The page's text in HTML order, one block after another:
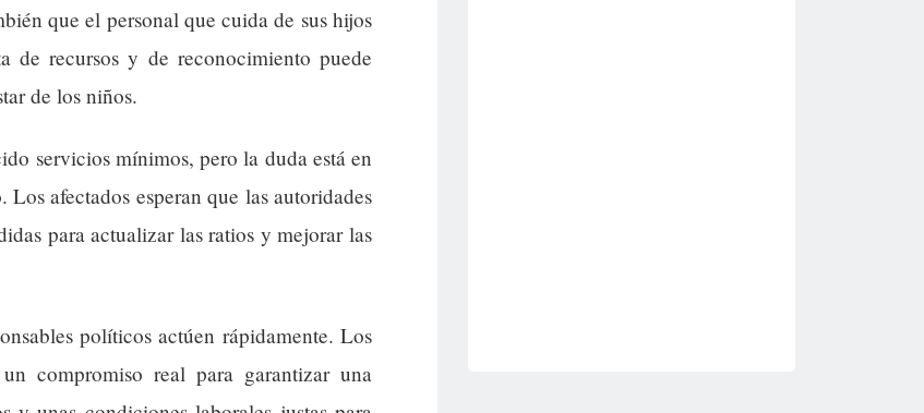
que el personal que cuida de sus hijos
de recursos y de reconocimiento puede
de los niños.
servicios mínimos, pero la duda está en
afectados esperan que las autoridades
para actualizar las ratios y mejorar las
políticos actúen rápidamente. Los
compromiso real para garantizar una